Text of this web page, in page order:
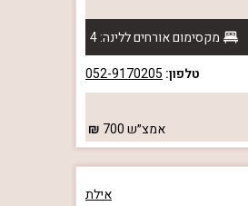
מקסימום אורחים ללינה: 4
טלפון: 052-9170205
אמצ״ש700
אילת